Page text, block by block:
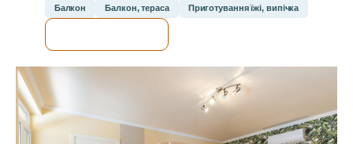
Балкон Балкон, тераса Приготування їжі, випічка